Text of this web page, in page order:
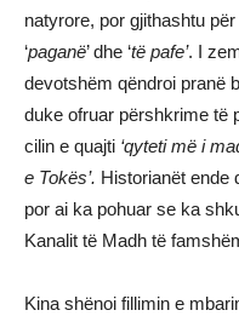
natyrore, por gjithashtu
‘paganë’ dhe ‘të pafe’. I
devotshëm qëndroi pranë
duke ofruar përshkrime të
cilin e quajti ‘qyteti më i
e Tokës’. Historianët ende
por ai ka pohuar se ka
Kanalit të Madh të
Kina shënoi fillimin e